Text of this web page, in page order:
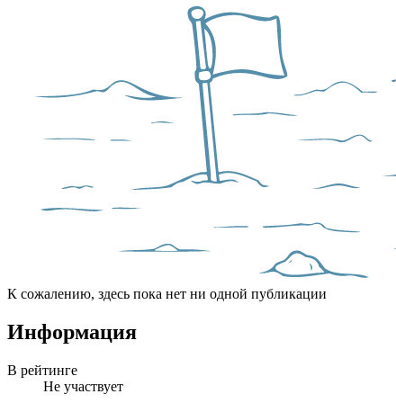
К сожалению, здесь пока нет ни одной публикации
Информация
В рейтинге
Не участвует